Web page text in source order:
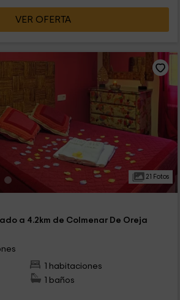
VER OFERTA
21 Fotos
a 4.2km de Colmenar De Oreja
1 habitaciones
1 baños